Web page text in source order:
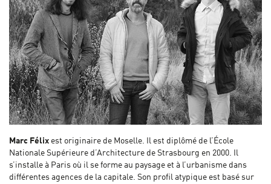
Marc Félix est originaire de Moselle. Il est diplômé de l’École
Nationale Supérieure d’Architecture de Strasbourg en 2000. Il
s’installe à Paris où il se forme au paysage et à l’urbanisme dans
différentes agences de la capitale. Son profil atypique est basé sur